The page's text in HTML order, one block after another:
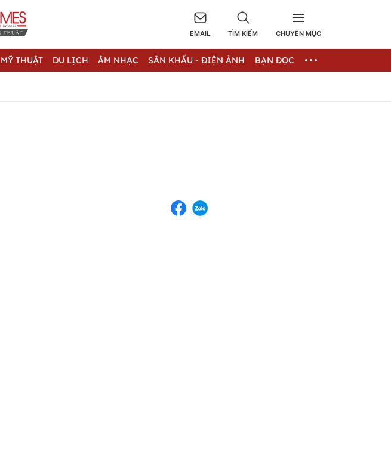
EMAIL TÌM KIẾM CHUYÊN MỤC
MỸ THUẬT DU LỊCH ÂM NHẠC SÂN KHẤU - ĐIỆN ẢNH BẠN ĐỌC